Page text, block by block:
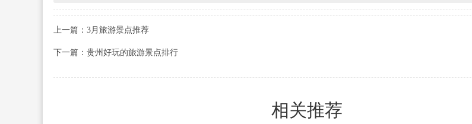
上一篇：3月旅游景点推荐
下一篇：贵州好玩的旅游景点排行
相关推荐